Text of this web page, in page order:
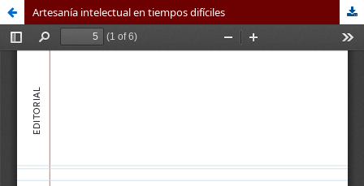
Artesanía intelectual en tiempos difíciles